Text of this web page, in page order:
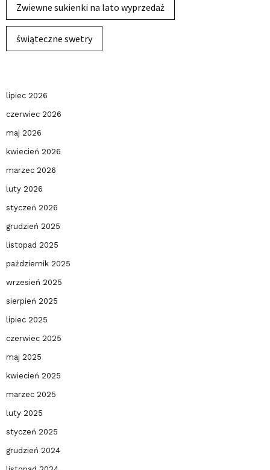
Zwiewne sukienki na lato wyprzedaż
świąteczne swetry
lipiec 2026
czerwiec 2026
maj 2026
kwiecień 2026
marzec 2026
luty 2026
styczeń 2026
grudzień 2025
listopad 2025
październik 2025
wrzesień 2025
sierpień 2025
lipiec 2025
czerwiec 2025
maj 2025
kwiecień 2025
marzec 2025
luty 2025
styczeń 2025
grudzień 2024